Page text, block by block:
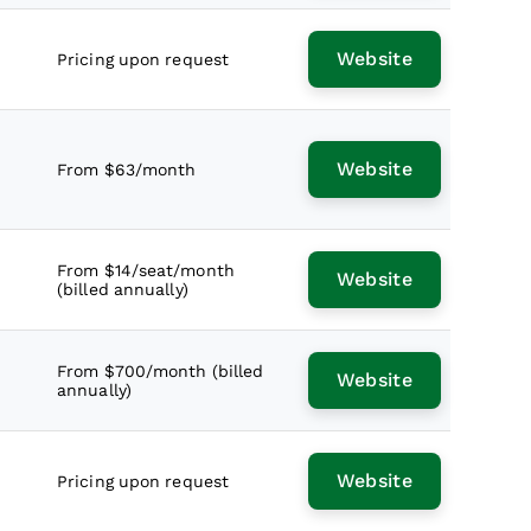
Pricing upon request Website
From $63/month Website
From $14/seat/month
(billed annually)
Website
From $700/month (billed
annually)
Website
Pricing upon request Website